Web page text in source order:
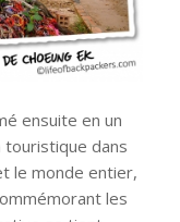
ensuite en un
dans
le monde entier,
les